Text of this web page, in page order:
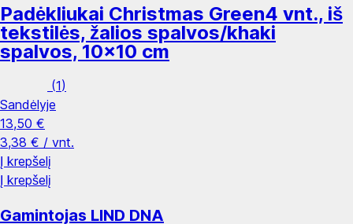
Padėkliukai Christmas Green4 vnt., iš
tekstilės, žalios spalvos/khaki
spalvos, 10x10 cm
(1)
Sandėlyje
13,50 €
3,38 € / vnt.
Į krepšelį
Į krepšelį
Gamintojas LIND DNA